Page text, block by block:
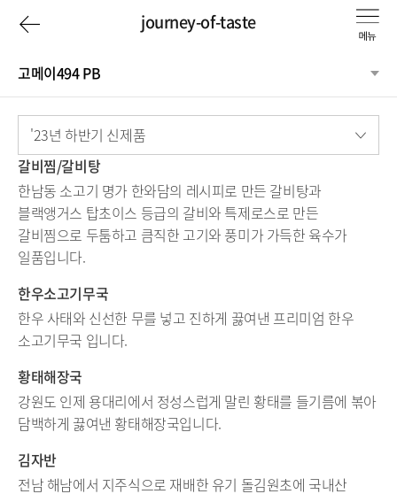
journey-of-taste
이
전
페
이
지
로
Journey
of
taste
고메이494 PB
'23년 하반기 신제품
갈비찜/갈비탕
한남동 소고기 명가 한와담의 레시피로 만든 갈비탕과
블랙앵거스 탑초이스 등급의 갈비와 특제로스로 만든
갈비찜으로 두툼하고 큼직한 고기와 풍미가 가득한 육수가
일품입니다.
한우소고기무국
한우 사태와 신선한 무를 넣고 진하게 끓여낸 프리미엄 한우
소고기무국 입니다.
황태해장국
강원도 인제 용대리에서 정성스럽게 말린 황태를 들기름에 볶아
담백하게 끓여낸 황태해장국입니다.
김자반
전남 해남에서 지주식으로 재배한 유기 돌김원초에 국내산